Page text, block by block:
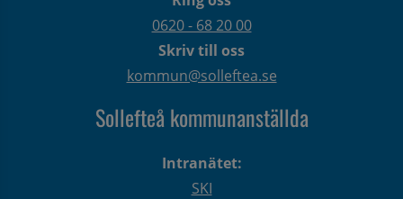
0620 - 68 20 00
Skriv till oss
kommun@solleftea.se
Sollefteå kommunanställda
Intranätet:
SKI